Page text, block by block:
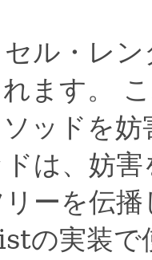
ル・レ
ます。
ッドを妨
は、妨
ーを伝
の実装で